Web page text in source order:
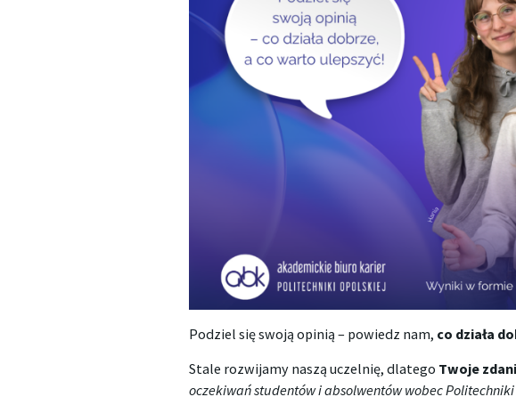
Podziel się swoją opinią – powiedz nam, co działa
Stale rozwijamy naszą uczelnię, dlatego Twoje
oczekiwań studentów i absolwentów wobec